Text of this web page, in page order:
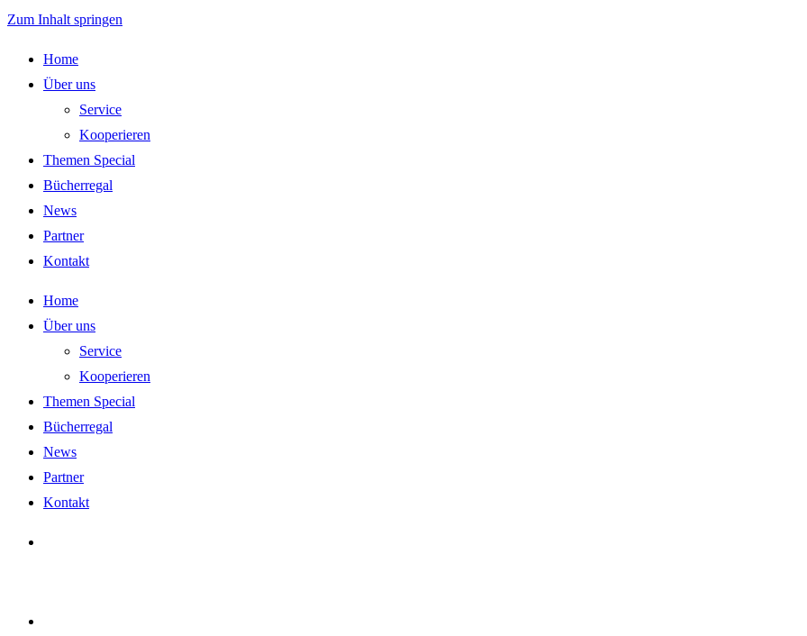
Zum Inhalt springen
Home
Über uns
Service
Kooperieren
Themen Special
Bücherregal
News
Partner
Kontakt
Home
Über uns
Service
Kooperieren
Themen Special
Bücherregal
News
Partner
Kontakt